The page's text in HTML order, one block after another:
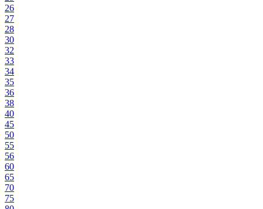
26
27
28
30
32
33
34
35
36
38
40
45
50
55
56
60
65
70
75